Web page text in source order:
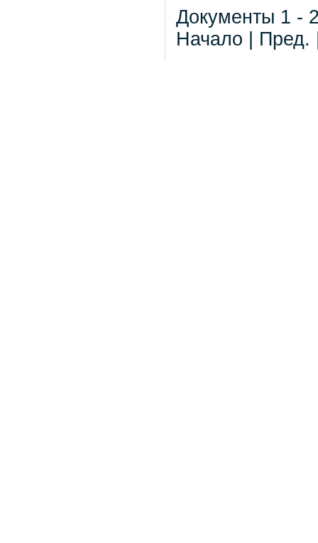
Документы 1 -
Начало |